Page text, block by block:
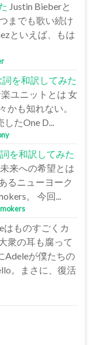
Justin Bieberと
までも歌い続け
といえば、もは
を和訳してみた
ユニットとは 女
かも知れない。
たOne D...
を和訳してみた
来への希望とは
るニューヨーク
。 今回...
はものすごくカ
衆の耳も腐って
Adeleが僕たちの
。まさに、復活